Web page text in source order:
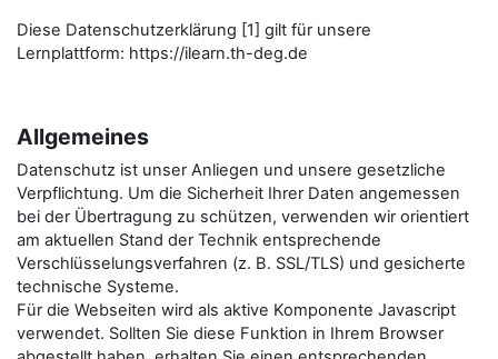
Diese Datenschutzerklärung [1] gilt für unsere
Lernplattform: https://ilearn.th-deg.de
Allgemeines
Datenschutz ist unser Anliegen und unsere gesetzliche
Verpflichtung. Um die Sicherheit Ihrer Daten angemessen
bei der Übertragung zu schützen, verwenden wir orientiert
am aktuellen Stand der Technik entsprechende
Verschlüsselungsverfahren (z. B. SSL/TLS) und gesicherte
technische Systeme.
Für die Webseiten wird als aktive Komponente Javascript
verwendet. Sollten Sie diese Funktion in Ihrem Browser